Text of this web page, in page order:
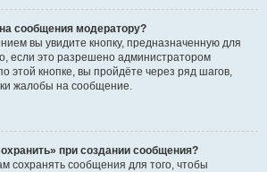
сообщения модератору?
вы увидите кнопку, предназначенную для
если это разрешено администратором
этой кнопке, вы пройдёте через ряд шагов,
жалобы на сообщение.
при создании сообщения?
сохранять сообщения для того, чтобы